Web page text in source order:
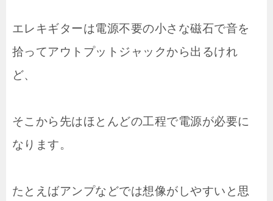
エレキギターは電源不要の小さな磁石で音を
拾ってアウトプットジャックから出るけれ
ど、
そこから先はほとんどの工程で電源が必要に
なります。
たとえばアンプなどでは想像がしやすいと思